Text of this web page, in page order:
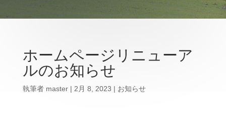
ホームページリニューア
ルのお知らせ
執筆者 master| 2月 8, 2023 | お知らせ